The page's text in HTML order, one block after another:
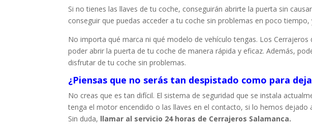
Si no tienes las llaves de tu coche, conseguirán abrirte la puerta sin
conseguir que puedas acceder a tu coche sin problemas en poco
No importa qué marca ni qué modelo de vehículo tengas. Los Cerrajeros
poder abrir la puerta de tu coche de manera rápida y eficaz. Además,
disfrutar de tu coche sin problemas.
¿Piensas que no serás tan despistado como para
No creas que es tan difícil. El sistema de seguridad que se instala
tenga el motor encendido o las llaves en el contacto, si lo hemos
Sin duda, llamar al servicio 24 horas de Cerrajeros Salamanca.